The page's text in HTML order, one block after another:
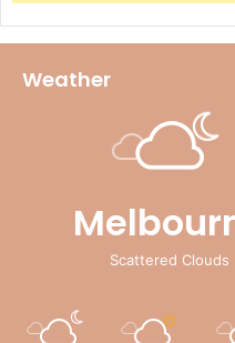
Weather
Scattered Clouds